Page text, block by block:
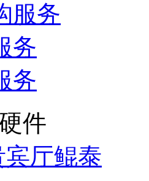
服务
务
务
件
厅鲲泰